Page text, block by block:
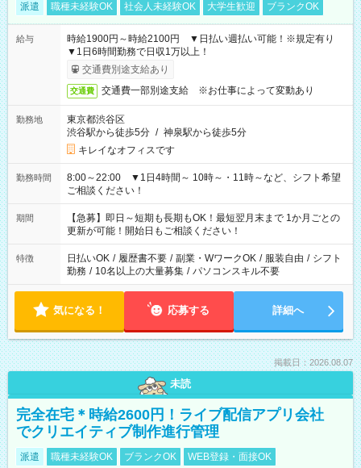
派遣 職種未経験OK 社会人未経験OK 大学生歓迎 ブランクOK
給与
時給1900円～時給2100円 ▼日払い週払い可能！※規定有り
▼1日6時間勤務で日収1万以上！
交通費別途支給あり
交通費 交通費一部別途支給 ※お仕事によって変動あり
勤務地
東京都渋谷区
渋谷駅から徒歩5分 / 神泉駅から徒歩5分
キレイなオフィスです
勤務時間
8:00～22:00 ▼1日4時間～ 10時～・11時～など、シフト希望
ご相談ください！
期間
【急募】即日～短期も長期もOK！最短翌月末まで 1か月ごとの
更新が可能！開始日もご相談ください！
特徴 日払いOK / 履歴書不要 / 副業・WワークOK / 服装自由 / シフト
勤務 / 10名以上の大量募集 / パソコンスキル不要
気になる！ 応募する 詳細へ
掲載日：2026.08.07
未読
完全在宅＊時給2600円！ライブ配信アプリ会社
でクリエイティブ制作進行管理
派遣 職種未経験OK ブランクOK WEB登録・面接OK